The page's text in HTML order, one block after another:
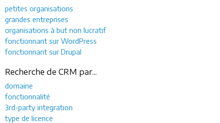
petites organisations
grandes entreprises
organisations à but non lucratif
fonctionnant sur WordPress
fonctionnant sur Drupal
Recherche de CRM par...
domaine
fonctionnalité
3rd-party integration
type de licence